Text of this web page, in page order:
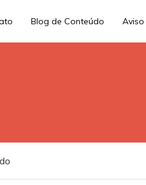
Blog de Conteúdo